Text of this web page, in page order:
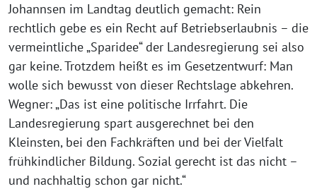
Johannsen im Landtag deutlich gemacht: Rein
rechtlich gebe es ein Recht auf Betriebserlaubnis – die
vermeintliche „Sparidee“ der Landesregierung sei also
gar keine. Trotzdem heißt es im Gesetzentwurf: Man
wolle sich bewusst von dieser Rechtslage abkehren.
Wegner: „Das ist eine politische Irrfahrt. Die
Landesregierung spart ausgerechnet bei den
Kleinsten, bei den Fachkräften und bei der Vielfalt
frühkindlicher Bildung. Sozial gerecht ist das nicht –
und nachhaltig schon gar nicht.“